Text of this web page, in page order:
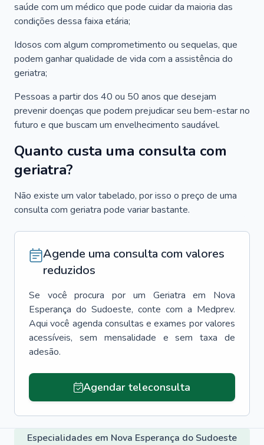
saúde com um médico que pode cuidar da maioria das
condições dessa faixa etária;
Idosos com algum comprometimento ou sequelas, que
podem ganhar qualidade de vida com a assistência do
geriatra;
Pessoas a partir dos 40 ou 50 anos que desejam
prevenir doenças que podem prejudicar seu bem-estar no
futuro e que buscam um envelhecimento saudável.
Quanto custa uma consulta com
geriatra?
Não existe um valor tabelado, por isso o preço de uma
consulta com geriatra pode variar bastante.
Agende uma consulta com valores
reduzidos
Se você procura por um Geriatra em
Nova
Esperança do Sudoeste, conte com a Medprev.
Aqui você agenda consultas e exames por valores
acessíveis, sem mensalidade e sem taxa de
adesão.
Agendar teleconsulta
Especialidades em Nova Esperança do Sudoeste